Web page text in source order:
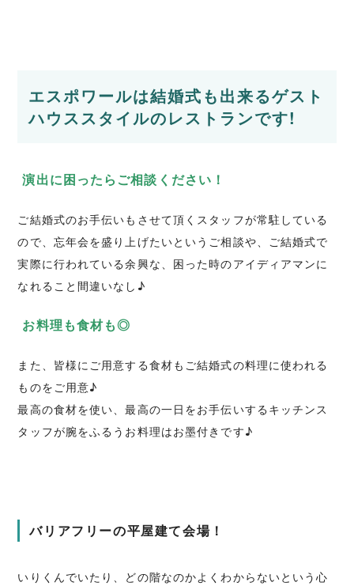
エスポワールは結婚式も出来るゲスト
ハウススタイルのレストランです!
演出に困ったらご相談ください！
ご結婚式のお手伝いもさせて頂くスタッフが常駐している
ので、忘年会を盛り上げたいというご相談や、ご結婚式で
実際に行われている余興な、困った時のアイディアマンに
なれること間違いなし♪
お料理も食材も◎
また、皆様にご用意する食材もご結婚式の料理に使われる
ものをご用意♪
最高の食材を使い、最高の一日をお手伝いするキッチンス
タッフが腕をふるうお料理はお墨付きです♪
バリアフリーの平屋建て会場！
いりくんでいたり、どの階なのかよくわからないという心